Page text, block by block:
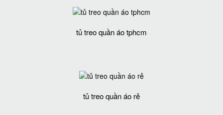
tủ treo quần áo tphcm
tủ treo quần áo rẻ